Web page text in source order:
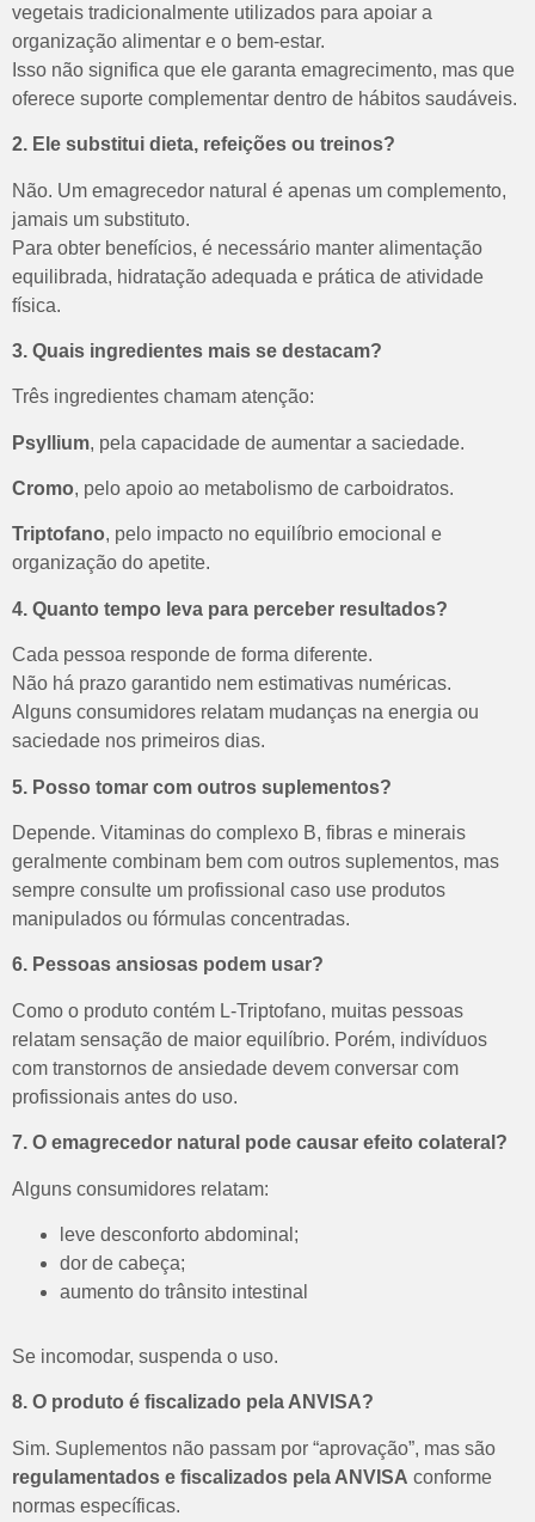
vegetais tradicionalmente utilizados para apoiar a
organização alimentar e o bem-estar.
Isso não significa que ele garanta emagrecimento, mas que
oferece suporte complementar dentro de hábitos saudáveis.
2. Ele substitui dieta, refeições ou treinos?
Não. Um emagrecedor natural é apenas um complemento,
jamais um substituto.
Para obter benefícios, é necessário manter alimentação
equilibrada, hidratação adequada e prática de atividade
física.
3. Quais ingredientes mais se destacam?
Três ingredientes chamam atenção:
Psyllium, pela capacidade de aumentar a saciedade.
Cromo, pelo apoio ao metabolismo de carboidratos.
Triptofano, pelo impacto no equilíbrio emocional e
organização do apetite.
4. Quanto tempo leva para perceber resultados?
Cada pessoa responde de forma diferente.
Não há prazo garantido nem estimativas numéricas.
Alguns consumidores relatam mudanças na energia ou
saciedade nos primeiros dias.
5. Posso tomar com outros suplementos?
Depende. Vitaminas do complexo B, fibras e minerais
geralmente combinam bem com outros suplementos, mas
sempre consulte um profissional caso use produtos
manipulados ou fórmulas concentradas.
6. Pessoas ansiosas podem usar?
Como o produto contém L-Triptofano, muitas pessoas
relatam sensação de maior equilíbrio. Porém, indivíduos
com transtornos de ansiedade devem conversar com
profissionais antes do uso.
7. O emagrecedor natural pode causar efeito colateral?
Alguns consumidores relatam:
leve desconforto abdominal;
dor de cabeça;
aumento do trânsito intestinal
Se incomodar, suspenda o uso.
8. O produto é fiscalizado pela ANVISA?
Sim. Suplementos não passam por “aprovação”, mas são
regulamentados e fiscalizados pela ANVISA conforme
normas específicas.